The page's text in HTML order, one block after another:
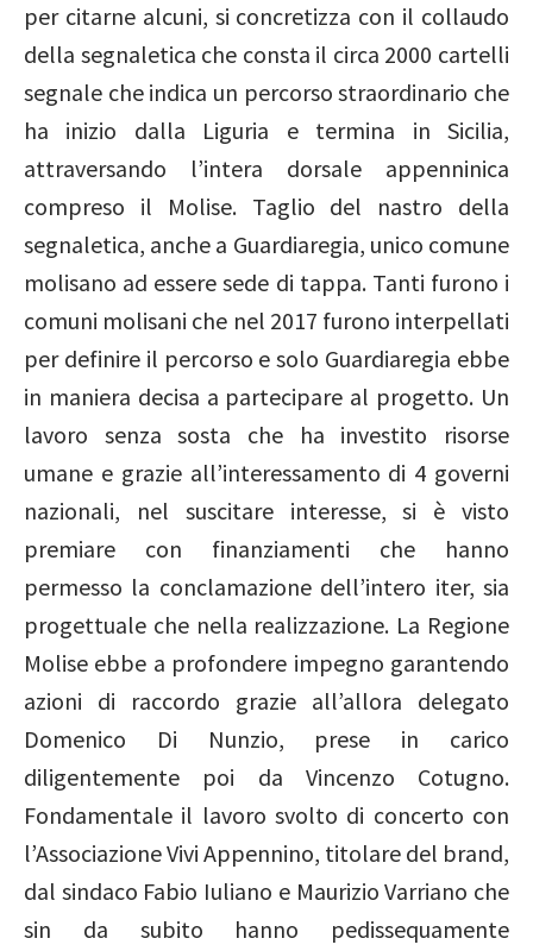
per citarne alcuni, si concretizza con il collaudo
della segnaletica che consta il circa 2000 cartelli
segnale che indica un percorso straordinario che
ha inizio dalla Liguria e termina in Sicilia,
attraversando l’intera dorsale appenninica
compreso il Molise. Taglio del nastro della
segnaletica, anche a Guardiaregia, unico comune
molisano ad essere sede di tappa. Tanti furono i
comuni molisani che nel 2017 furono interpellati
per definire il percorso e solo Guardiaregia ebbe
in maniera decisa a partecipare al progetto. Un
lavoro senza sosta che ha investito risorse
umane e grazie all’interessamento di 4 governi
nazionali, nel suscitare interesse, si è visto
premiare con finanziamenti che hanno
permesso la conclamazione dell’intero iter, sia
progettuale che nella realizzazione. La Regione
Molise ebbe a profondere impegno garantendo
azioni di raccordo grazie all’allora delegato
Domenico Di Nunzio, prese in carico
diligentemente poi da Vincenzo Cotugno.
Fondamentale il lavoro svolto di concerto con
l’Associazione Vivi Appennino, titolare del brand,
dal sindaco Fabio Iuliano e Maurizio Varriano che
sin da subito hanno pedissequamente